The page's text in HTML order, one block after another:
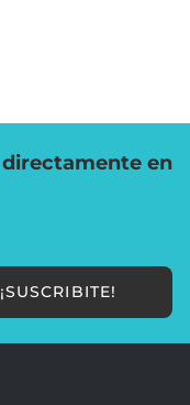
directamente en
¡SUSCRIBITE!